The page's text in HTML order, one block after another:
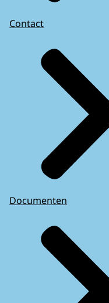
Contact
Documenten